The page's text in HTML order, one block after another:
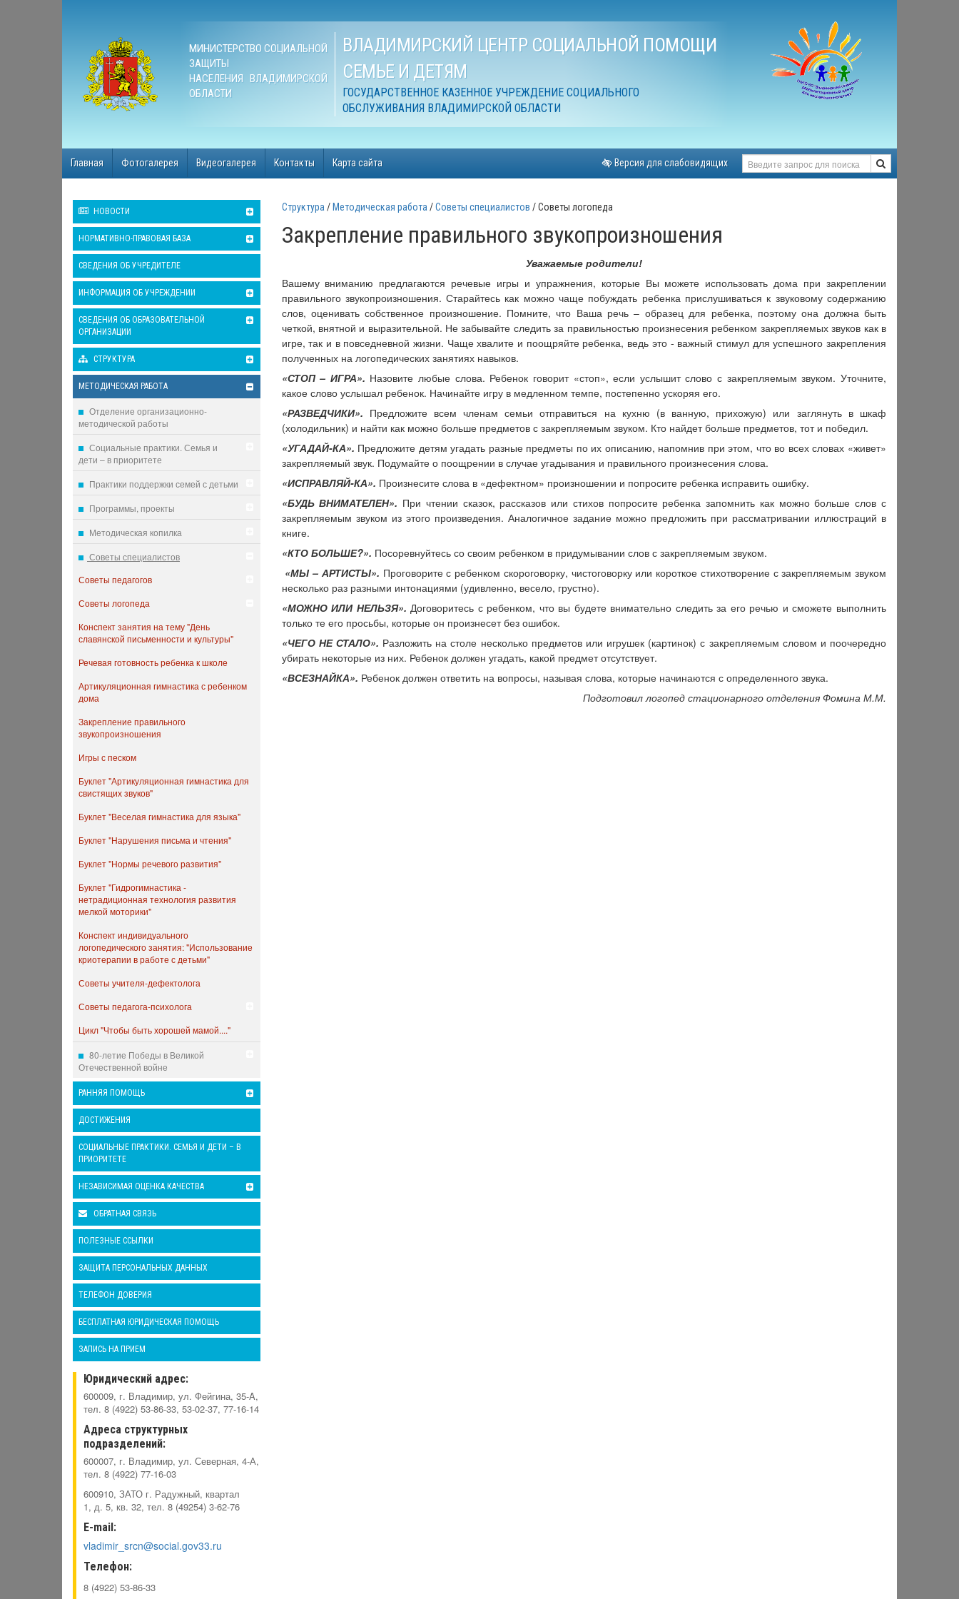
МИНИСТЕРСТВО СОЦИАЛЬНОЙ
ЗАЩИТЫ
НАСЕЛЕНИЯ ВЛАДИМИРСКОЙ
ОБЛАСТИ
ВЛАДИМИРСКИЙ ЦЕНТР СОЦИАЛЬНОЙ ПОМОЩИ
СЕМЬЕ И ДЕТЯМ
ГОСУДАРСТВЕННОЕ КАЗЕННОЕ УЧРЕЖДЕНИЕ СОЦИАЛЬНОГО
ОБСЛУЖИВАНИЯ ВЛАДИМИРСКОЙ ОБЛАСТИ
Главная Фотогалерея Видеогалерея Контакты Карта сайта Версия для слабовидящих
НОВОСТИ
НОРМАТИВНО-ПРАВОВАЯ БАЗА
СВЕДЕНИЯ ОБ УЧРЕДИТЕЛЕ
ИНФОРМАЦИЯ ОБ УЧРЕЖДЕНИИ
СВЕДЕНИЯ ОБ ОБРАЗОВАТЕЛЬНОЙ
ОРГАНИЗАЦИИ
СТРУКТУРА
МЕТОДИЧЕСКАЯ РАБОТА
Отделение организационно-
методической работы
Социальные практики. Семья и
дети – в приоритете
Практики поддержки семей с детьми
Программы, проекты
Методическая копилка
Советы специалистов
Советы педагогов
Советы логопеда
Конспект занятия на тему "День
славянской письменности и культуры"
Речевая готовность ребенка к школе
Артикуляционная гимнастика с ребенком
дома
Закрепление правильного
звукопроизношения
Игры с песком
Буклет "Артикуляционная гимнастика для
свистящих звуков"
Буклет "Веселая гимнастика для языка"
Буклет "Нарушения письма и чтения"
Буклет "Нормы речевого развития"
Буклет "Гидрогимнастика -
нетрадиционная технология развития
мелкой моторики"
Конспект индивидуального
логопедического занятия: "Использование
криотерапии в работе с детьми"
Советы учителя-дефектолога
Советы педагога-психолога
Цикл "Чтобы быть хорошей мамой...."
80-летие Победы в Великой
Отечественной войне
РАННЯЯ ПОМОЩЬ
ДОСТИЖЕНИЯ
СОЦИАЛЬНЫЕ ПРАКТИКИ. СЕМЬЯ И ДЕТИ – В
ПРИОРИТЕТЕ
НЕЗАВИСИМАЯ ОЦЕНКА КАЧЕСТВА
ОБРАТНАЯ СВЯЗЬ
ПОЛЕЗНЫЕ ССЫЛКИ
ЗАЩИТА ПЕРСОНАЛЬНЫХ ДАННЫХ
ТЕЛЕФОН ДОВЕРИЯ
БЕСПЛАТНАЯ ЮРИДИЧЕСКАЯ ПОМОЩЬ
ЗАПИСЬ НА ПРИЕМ
Юридический адрес:
600009, г. Владимир, ул. Фейгина, 35-A,
тел. 8 (4922) 53-86-33, 53-02-37, 77-16-14
Адреса структурных
подразделений:
600007, г. Владимир, ул. Северная, 4-А,
тел. 8 (4922) 77-16-03
600910, ЗАТО г. Радужный, квартал
1, д. 5, кв. 32, тел. 8 (49254) 3-62-76
E-mail:
vladimir_srcn@social.gov33.ru
Телефон:
8 (4922) 53-86-33
Структура Методическая работа Советы специалистов Советы логопеда
Закрепление правильного звукопроизношения
Уважаемые родители!
Вашему вниманию предлагаются речевые игры и упражнения, которые Вы можете использовать дома при закреплении
правильного звукопроизношения. Старайтесь как можно чаще побуждать ребенка прислушиваться к звуковому содержанию
слов, оценивать собственное произношение. Помните, что Ваша речь – образец для ребенка, поэтому она должна быть
четкой, внятной и выразительной. Не забывайте следить за правильностью произнесения ребенком закрепляемых звуков как в
игре, так и в повседневной жизни. Чаще хвалите и поощряйте ребенка, ведь это - важный стимул для успешного закрепления
полученных на логопедических занятиях навыков.
«СТОП – ИГРА». Назовите любые слова. Ребенок говорит «стоп», если услышит слово с закрепляемым звуком. Уточните,
какое слово услышал ребенок. Начинайте игру в медленном темпе, постепенно ускоряя его.
«РАЗВЕДЧИКИ». Предложите всем членам семьи отправиться на кухню (в ванную, прихожую) или заглянуть в шкаф
(холодильник) и найти как можно больше предметов с закрепляемым звуком. Кто найдет больше предметов, тот и победил.
«УГАДАЙ-КА». Предложите детям угадать разные предметы по их описанию, напомнив при этом, что во всех словах «живет»
закрепляемый звук. Подумайте о поощрении в случае угадывания и правильного произнесения слова.
«ИСПРАВЛЯЙ-КА». Произнесите слова в «дефектном» произношении и попросите ребенка исправить ошибку.
«БУДЬ ВНИМАТЕЛЕН». При чтении сказок, рассказов или стихов попросите ребенка запомнить как можно больше слов с
закрепляемым звуком из этого произведения. Аналогичное задание можно предложить при рассматривании иллюстраций в
книге.
«КТО БОЛЬШЕ?». Посоревнуйтесь со своим ребенком в придумывании слов с закрепляемым звуком.
«МЫ – АРТИСТЫ». Проговорите с ребенком скороговорку, чистоговорку или короткое стихотворение с закрепляемым звуком
несколько раз разными интонациями (удивленно, весело, грустно).
«МОЖНО ИЛИ НЕЛЬЗЯ». Договоритесь с ребенком, что вы будете внимательно следить за его речью и сможете выполнить
только те его просьбы, которые он произнесет без ошибок.
«ЧЕГО НЕ СТАЛО». Разложить на столе несколько предметов или игрушек (картинок) с закрепляемым словом и поочередно
убирать некоторые из них. Ребенок должен угадать, какой предмет отсутствует.
«ВСЕЗНАЙКА». Ребенок должен ответить на вопросы, называя слова, которые начинаются с определенного звука.
Подготовил логопед стационарного отделения Фомина М.М.